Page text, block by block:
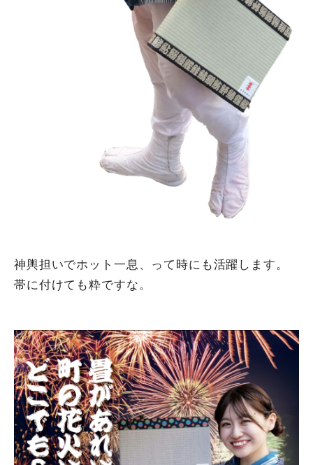
神輿担いでホット一息、って時にも活躍します。
帯に付けても粋ですな。